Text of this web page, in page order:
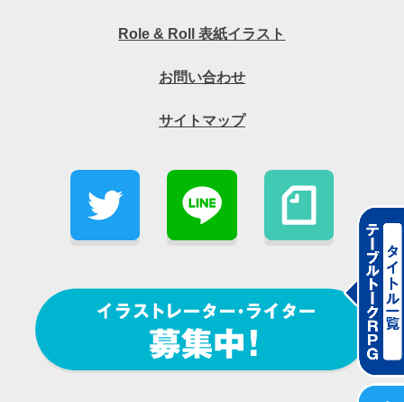
Role & Roll 表紙イラスト
お問い合わせ
サイトマップ